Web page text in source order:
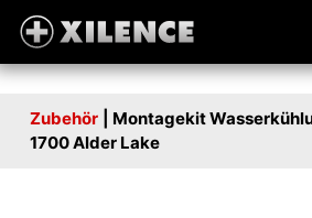
Zubehör
| Montagekit
1700 Alder Lake